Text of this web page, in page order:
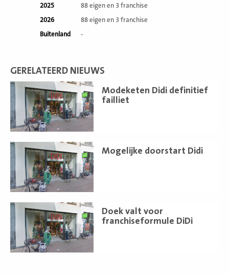
2025
88 eigen en 3 franchise
2026
88 eigen en 3 franchise
Buitenland
-
GERELATEERD NIEUWS
Modeketen Didi definitief
failliet
Lees
meer
Mogelijke doorstart Didi
Lees
meer
Doek valt voor
franchiseformule DiDi
Lees
meer